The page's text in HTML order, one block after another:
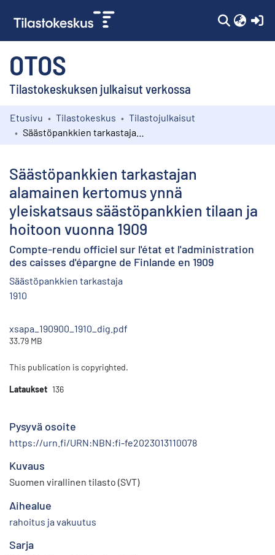
OTOS
Tilastokeskuksen julkaisut verkossa
Kokoelmat
Etusivu Tilastokeskus
Tilastojulkaisut
Säästöpankkien tarkastajan
alamainen kertomus ynnä
yleiskatsaus säästöpankkien tilaan ja
hoitoon vuonna 1909
Compte-rendu officiel sur l'état et l'administration
des caisses d'épargne de Finlande en 1909
Säästöpankkien tarkastaja
1910
xsapa_190900_1910_dig.pdf
33.79 MB
This publication is copyrighted.
Lataukset 136
Pysyvä osoite
https://urn.fi/URN:NBN:fi-fe2023013110078
Kuvaus
Suomen virallinen tilasto (SVT)
Aihealue
rahoitus ja vakuutus
Sarja